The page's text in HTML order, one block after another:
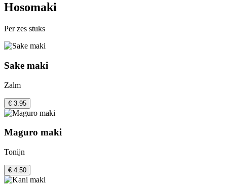
Hosomaki
Per zes stuks
Sake maki
Zalm
€ 3.95
Maguro maki
Tonijn
€ 4.50